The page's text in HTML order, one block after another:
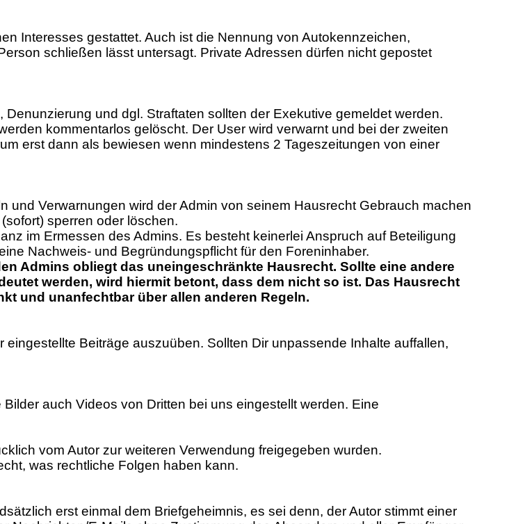
Interesses gestattet. Auch ist die Nennung von Autokennzeichen,
schließen lässt untersagt. Private Adressen dürfen nicht gepostet
und dgl. Straftaten sollten der Exekutive gemeldet werden.
kommentarlos gelöscht. Der User wird verwarnt und bei der zweiten
erst dann als bewiesen wenn mindestens 2 Tageszeitungen von einer
und Verwarnungen wird der Admin von seinem Hausrecht Gebrauch machen
sperren oder löschen.
im Ermessen des Admins. Es besteht keinerlei Anspruch auf Beteiligung
Nachweis- und Begründungspflicht für den Foreninhaber.
Admins obliegt das uneingeschränkte Hausrecht. Sollte eine andere
werden, wird hiermit betont, dass dem nicht so ist. Das Hausrecht
und unanfechtbar über allen anderen Regeln.
Beiträge auszuüben. Sollten Dir unpassende Inhalte auffallen,
auch Videos von Dritten bei uns eingestellt werden. Eine
vom Autor zur weiteren Verwendung freigegeben wurden.
was rechtliche Folgen haben kann.
erst einmal dem Briefgeheimnis, es sei denn, der Autor stimmt einer